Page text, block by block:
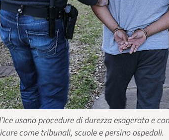
usano procedure di durezza esagerata e
come tribunali, scuole e persino ospedali.